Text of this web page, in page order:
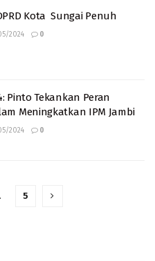
Kota Sungai Penuh
2024 0
Pinto Tekankan Peran
Meningkatkan IPM Jambi
2024 0
5